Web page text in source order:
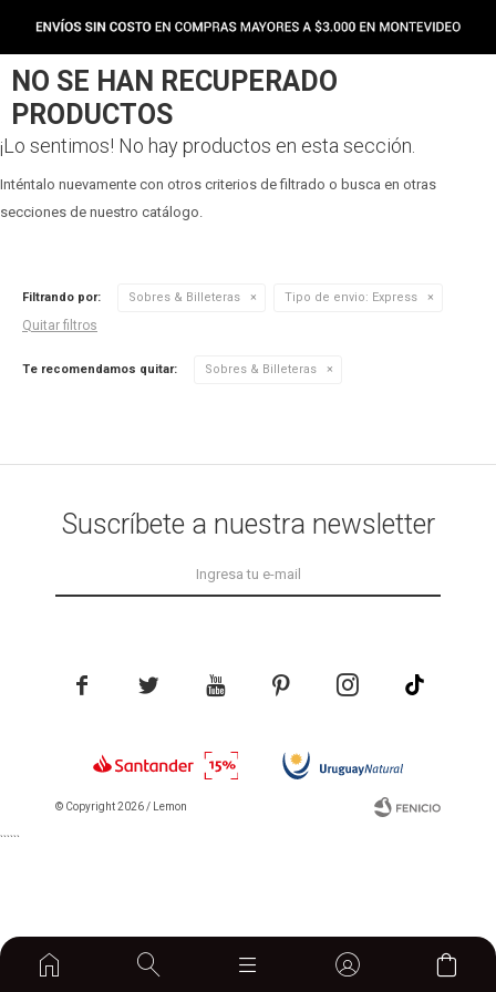
home 
NO SE HAN RECUPERADO
PRODUCTOS
¡Lo sentimos! No hay productos en esta sección.
Inténtalo nuevamente con otros criterios de filtrado o busca en otras
secciones de nuestro catálogo.
Filtrando por: Sobres & Billeteras Tipo de envio: Express
Quitar filtros
Te recomendamos quitar: Sobres & Billeteras
Suscríbete a nuestra newsletter
    
© Copyright 2026 / Lemon
``````